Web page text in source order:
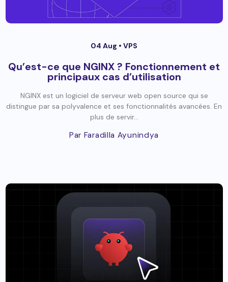
04 Aug • VPS
Qu’est-ce que NGINX ? Fonctionnement et
principaux cas d’utilisation
NGINX est un logiciel de serveur web open source qui se
distingue par sa polyvalence et ses fonctionnalités avancées. En
plus de servir...
Par Faradilla Ayunindya